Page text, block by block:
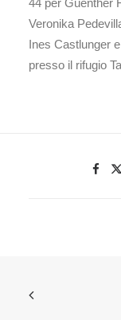
44 per Guenther
Veronika
Ines Castlunger
presso il rifugio